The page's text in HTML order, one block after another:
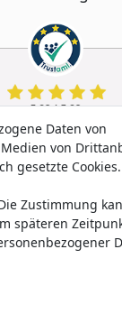
Daten von
von
gesetzte
Zustimmung
späteren